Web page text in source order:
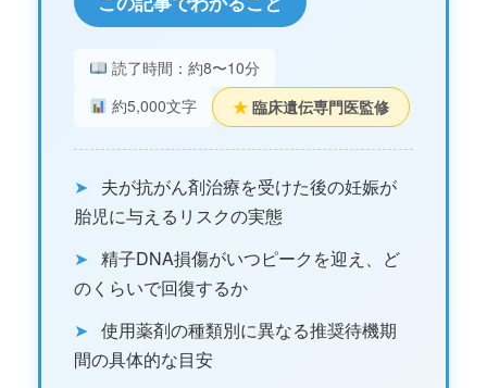
読了時間：約8〜10分
約5,000文字
★ 臨床遺伝専門医監修
➤
夫が抗がん剤治療を受けた後の妊娠が
胎児に与えるリスクの実態
➤ 精子DNA損傷がいつピークを迎え、ど
のくらいで回復するか
➤ 使用薬剤の種類別に異なる推奨待機期
間の具体的な目安